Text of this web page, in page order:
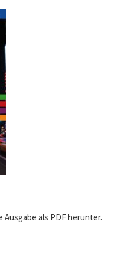
Ausgabe als PDF herunter.